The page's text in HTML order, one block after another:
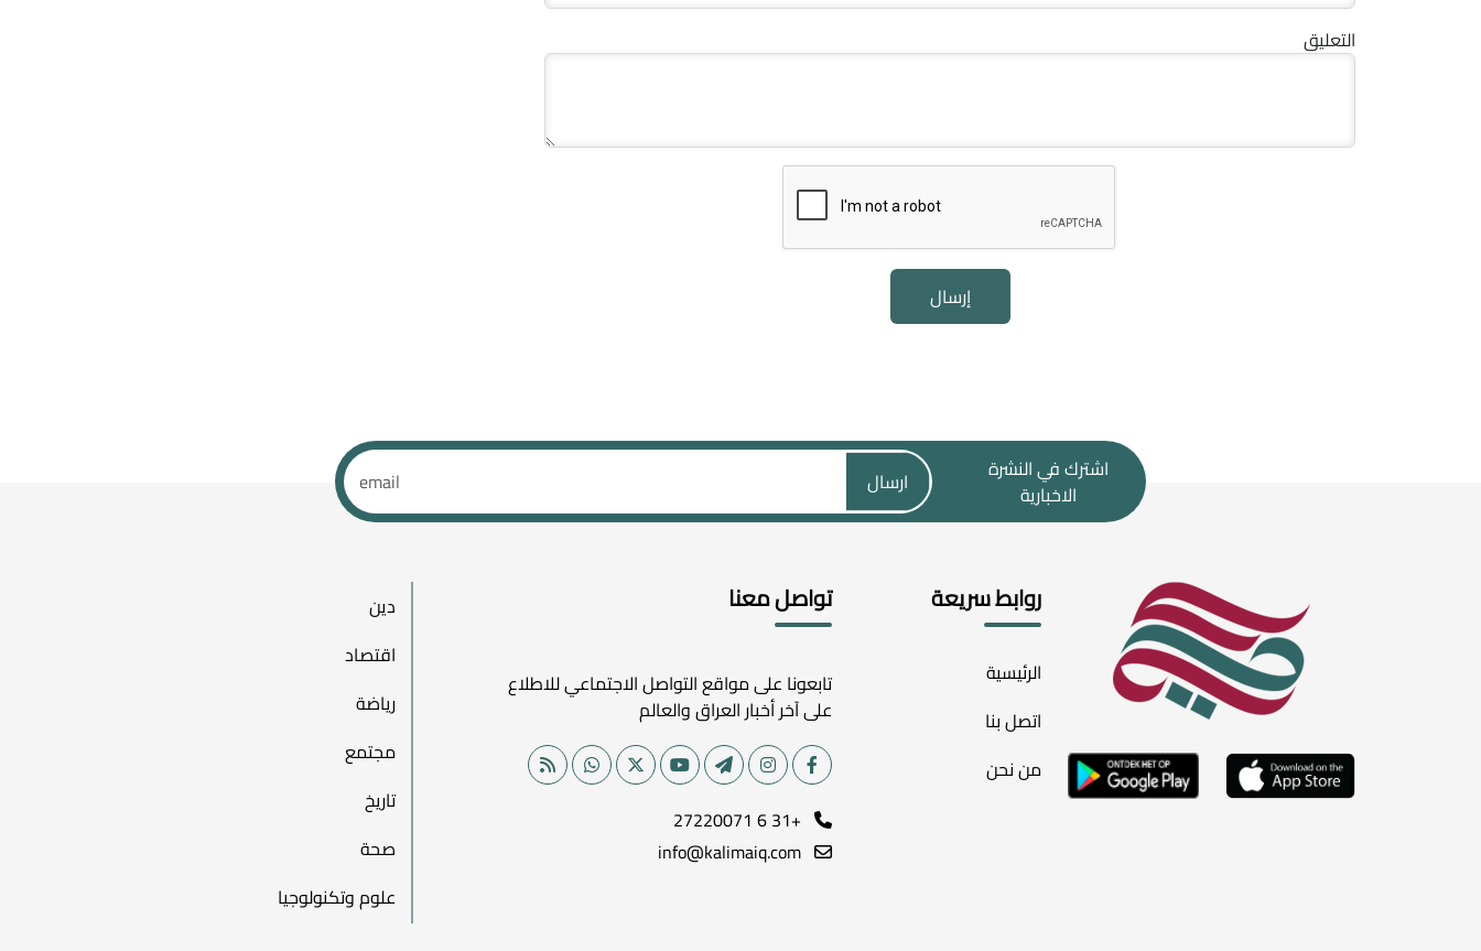
التعليق
إرسال
اشترك في النشرة
الاخبارية
ارسال
روابط سريعة
الرئيسية
اتصل بنا
من نحن
تواصل معنا
تابعونا على مواقع التواصل الاجتماعي للاطلاع
على آخر أخبار العراق والعالم
+31 6 27220071
info@kalimaiq.com
دين
اقتصاد
رياضة
مجتمع
تاريخ
صحة
علوم وتكنولوجيا